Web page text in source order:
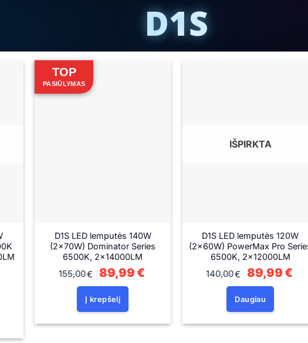
D1S
TOP
PASIŪLYMAS
D1S LED lemputės 140W
(2×70W) Dominator Series
6500K, 2×14000LM
155,00€
Original
price
was:
155,00€.
89,99€
Į krepšelį
IŠPIRKTA
D1S LED lemputės 120W
(2×60W) PowerMax Pro
6500K, 2×12000LM
140,00€
Original
price
was:
140,00€.
89,99€
Daugiau